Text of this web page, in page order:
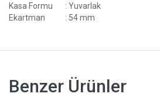
Kasa Formu
: Yuvarlak
Ekartman
: 54 mm
Benzer Ürünler